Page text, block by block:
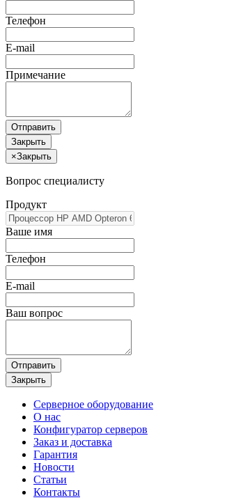
Телефон
E-mail
Примечание
Отправить
Закрыть
×Закрыть
Вопрос специалисту
Продукт
Ваше имя
Телефон
E-mail
Ваш вопрос
Отправить
Закрыть
Серверное оборудование
О нас
Конфигуратор серверов
Заказ и доставка
Гарантия
Новости
Статьи
Контакты